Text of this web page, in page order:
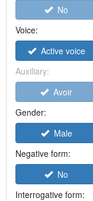
No
Voice:
Active voice
Auxiliary:
Avoir
Gender:
Male
Negative form:
No
Interrogative form: